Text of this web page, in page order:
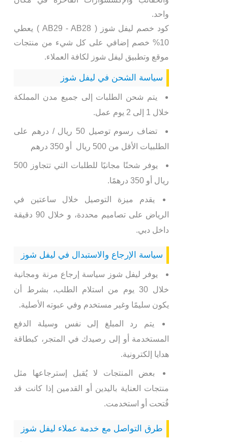
واحد.
كود خصم ليفل شوز ( AB29 - AB28 ) يعطي
10% خصم إضافي على كل شيء من منتجات
موقع وتطبيق ليفل شوز لكافة العملاء.
سياسة الشحن في ليفل شوز
يتم شحن الطلبات إلى جميع مدن المملكة
خلال 1 إلى 2 يوم عمل.
تضاف رسوم توصيل 50 ريال / درهم على
الطلبيات الأقل من 500 ريال أو 350 درهم
يوفر شحنًا مجانيًا للطلبات التي تتجاوز 500
ريال أو 350 درهمًا.
يقدم ميزة التوصيل خلال ساعتين في
الرياض على تصاميم محددة، و خلال 90 دقيقة
داخل دبي.
سياسة الإرجاع والاستبدال في ليفل شوز
يوفر ليفل شوز سياسة إرجاع مرنة ومجانية
خلال 30 يوم من استلام الطلب، بشرط أن
يكون سليمًا وغير مستخدم وفي عبوته الأصلية.
يتم رد المبلغ إلى نفس وسيلة الدفع
المستخدمة أو إلى رصيدك في المتجر، كبطاقة
هدايا إلكترونية.
بعض المنتجات لا يُقبل إسترجاعها مثل
منتجات العناية باليدين أو القدمين إذا كانت قد
فُتحت أو استخدمت.
طرق التواصل مع خدمة عملاء ليفل شوز